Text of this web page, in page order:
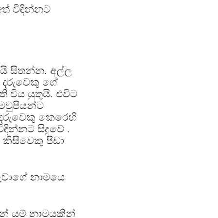
විඳින්නට
සිතන්න. අල්ල
ගේ
විය යුතුයි. එවිට
කෙරෙහි
සිදුවේ .
පීඩා
නාමයෙ
යම් නාමයකින්